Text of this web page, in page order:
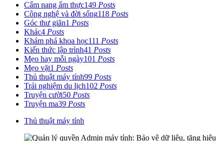
Cẩm nang ẩm thực149 Posts
Công nghệ và đời sống118 Posts
Góc thư giãn1 Posts
Khác4 Posts
Khám phá khoa học111 Posts
Kiến thức lập trình41 Posts
Mẹo hay mỗi ngày101 Posts
Mẹo vặt1 Posts
Thủ thuật máy tính99 Posts
Trải nghiệm du lịch102 Posts
Truyện cười50 Posts
Truyện ma39 Posts
Thủ thuật máy tính